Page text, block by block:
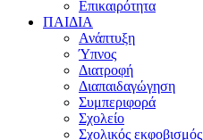
Επικαιρότητα
ΠΑΙΔΙΑ
Ανάπτυξη
Ύπνος
Διατροφή
Διαπαιδαγώγηση
Συμπεριφορά
Σχολείο
Σχολικός εκφοβισμός